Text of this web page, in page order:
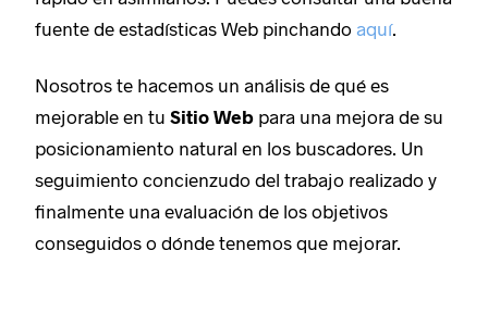
fuente de estadísticas Web pinchandoaquí.
Nosotros te hacemos un análisis de qué es
mejorable en tuSitio Web para una mejora de su
posicionamiento natural en los buscadores. Un
seguimiento concienzudo del trabajo realizado y
finalmente una evaluación de los objetivos
conseguidos o dónde tenemos que mejorar.